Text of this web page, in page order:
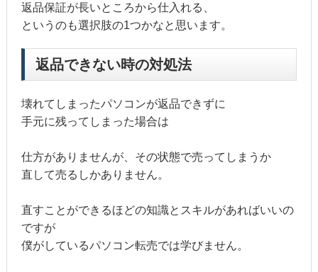
返品保証が長いところから仕入れる、
というのも選択肢の1つかなと思います。
返品できない時の対処法
壊れてしまったパソコンが返品できずに
手元に残ってしまった場合は
仕方がありませんが、その状態で売ってしまうか
直して売るしかありません。
直すことができるほどの知識とスキルがあればいいの
ですが
僕がしているパソコン転売では学びません。